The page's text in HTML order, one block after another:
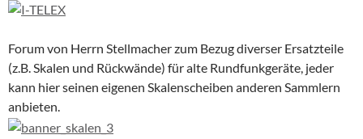
Forum von Herrn Stellmacher zum Bezug diverser Ersatzteile
(z.B. Skalen und Rückwände) für alte Rundfunkgeräte, jeder
kann hier seinen eigenen Skalenscheiben anderen Sammlern
anbieten.